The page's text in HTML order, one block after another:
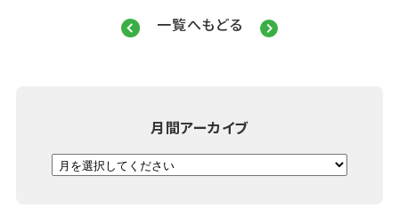
一覧へもどる
月間アーカイブ